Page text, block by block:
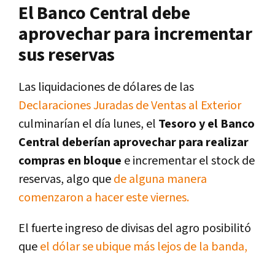
El Banco Central debe
aprovechar para incrementar
sus reservas
Las liquidaciones de dólares de las
Declaraciones Juradas de Ventas al Exterior
culminarían el día lunes, el Tesoro y el Banco
Central deberían aprovechar para realizar
compras en bloque e incrementar el stock de
reservas, algo quede alguna manera
comenzaron a hacer este viernes.
El fuerte ingreso de divisas del agro posibilitó
queel dólar se ubique más lejos de la banda,